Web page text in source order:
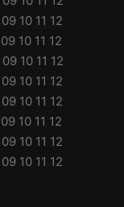
09 10 11 12
09 10 11 12
09 10 11 12
09 10 11 12
09 10 11 12
09 10 11 12
09 10 11 12
09 10 11 12